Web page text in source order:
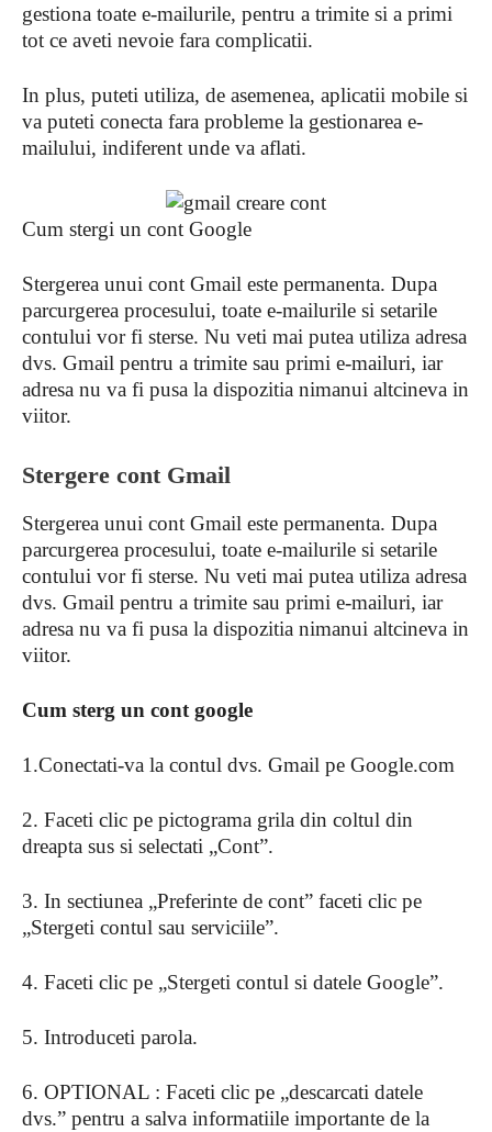
gestiona toate e-mailurile, pentru a trimite si a primi
tot ce aveti nevoie fara complicatii.
In plus, puteti utiliza, de asemenea, aplicatii mobile si
va puteti conecta fara probleme la gestionarea e-
mailului, indiferent unde va aflati.
Cum stergi un cont Google
Stergerea unui cont Gmail este permanenta. Dupa
parcurgerea procesului, toate e-mailurile si setarile
contului vor fi sterse. Nu veti mai putea utiliza adresa
dvs. Gmail pentru a trimite sau primi e-mailuri, iar
adresa nu va fi pusa la dispozitia nimanui altcineva in
viitor.
Stergere cont Gmail
Stergerea unui cont Gmail este permanenta. Dupa
parcurgerea procesului, toate e-mailurile si setarile
contului vor fi sterse. Nu veti mai putea utiliza adresa
dvs. Gmail pentru a trimite sau primi e-mailuri, iar
adresa nu va fi pusa la dispozitia nimanui altcineva in
viitor.
Cum sterg un cont google
1.Conectati-va la contul dvs. Gmail pe Google.com
2. Faceti clic pe pictograma grila din coltul din
dreapta sus si selectati „Cont”.
3. In sectiunea „Preferinte de cont” faceti clic pe
„Stergeti contul sau serviciile”.
4. Faceti clic pe „Stergeti contul si datele Google”.
5. Introduceti parola.
6. OPTIONAL : Faceti clic pe „descarcati datele
dvs.” pentru a salva informatiile importante de la